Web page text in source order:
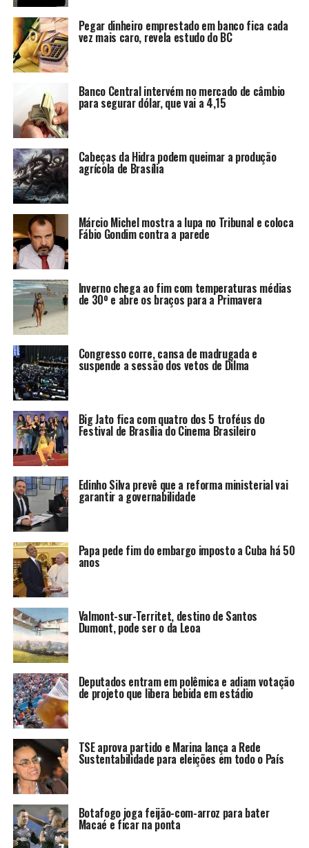
Pegar dinheiro emprestado em banco fica cada
vez mais caro, revela estudo do BC
Banco Central intervém no mercado de câmbio
para segurar dólar, que vai a 4,15
Cabeças da Hidra podem queimar a produção
agrícola de Brasília
Márcio Michel mostra a lupa no Tribunal e coloca
Fábio Gondim contra a parede
Inverno chega ao fim com temperaturas médias
de 30º e abre os braços para a Primavera
Congresso corre, cansa de madrugada e
suspende a sessão dos vetos de Dilma
Big Jato fica com quatro dos 5 troféus do
Festival de Brasília do Cinema Brasileiro
Edinho Silva prevê que a reforma ministerial vai
garantir a governabilidade
Papa pede fim do embargo imposto a Cuba há 50
anos
Valmont-sur-Territet, destino de Santos
Dumont, pode ser o da Leoa
Deputados entram em polêmica e adiam votação
de projeto que libera bebida em estádio
TSE aprova partido e Marina lança a Rede
Sustentabilidade para eleições em todo o País
Botafogo joga feijão-com-arroz para bater
Macaé e ficar na ponta